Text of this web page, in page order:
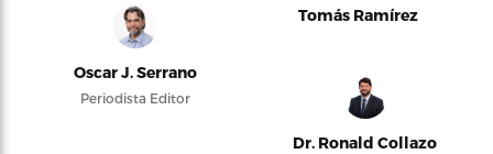
Oscar J. Serrano
Periodista Editor
Tomás Ramírez
Dr. Ronald Collazo